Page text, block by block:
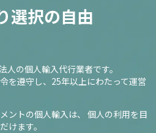
選択の自由
人の個人輸入代行業者です。
を遵守し、 25年以上にわたって運営
ントの個人輸入は、
個人の利用を目
けます。